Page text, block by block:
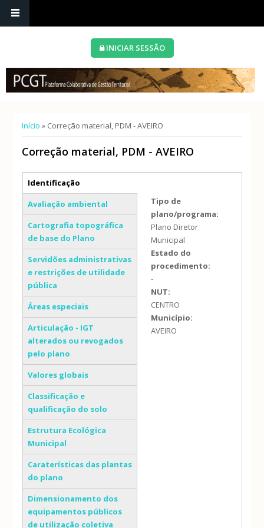
INICIAR SESSÃO
Está aqui
Início » Correção material, PDM - AVEIRO
Correção material, PDM - AVEIRO
Separadores verticais
Identificação
(separador ativo)
Avaliação ambiental
Cartografia topográfica
de base do Plano
Servidões administrativas
e restrições de utilidade
pública
Áreas especiais
Articulação - IGT
alterados ou revogados
pelo plano
Valores globais
Classificação e
qualificação do solo
Estrutura Ecológica
Municipal
Caraterísticas das plantas
do plano
Dimensionamento dos
equipamentos públicos
de utilização coletiva
Tipo de
plano/programa:
Plano Diretor
Municipal
Estado do
procedimento:
-
NUT:
CENTRO
Município:
AVEIRO